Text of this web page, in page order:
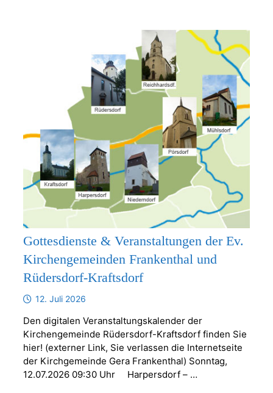
Gottesdienste & Veranstaltungen der Ev.
Kirchengemeinden Frankenthal und
Rüdersdorf-Kraftsdorf
12. Juli 2026
Den digitalen Veranstaltungskalender der
Kirchengemeinde Rüdersdorf-Kraftsdorf finden Sie
hier! (externer Link, Sie verlassen die Internetseite
der Kirchgemeinde Gera Frankenthal) Sonntag,
12.07.2026 09:30 Uhr Harpersdorf – …